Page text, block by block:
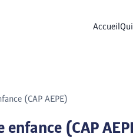
Accueil
(CAP AEPE)
(CAP